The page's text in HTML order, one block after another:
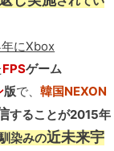
にXbox
FPSゲーム
版で、韓国NEXON
することが2015年
染みの近未来宇